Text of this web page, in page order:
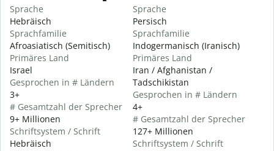
Sprache
Hebräisch
Sprachfamilie
Afroasiatisch (Semitisch)
Primäres Land
Israel
Gesprochen in # Ländern
3+
# Gesamtzahl der Sprecher
9+ Millionen
Schriftsystem / Schrift
Hebräisch
Sprache
Persisch
Sprachfamilie
Indogermanisch (Iranisch)
Primäres Land
Iran / Afghanistan /
Tadschikistan
Gesprochen in # Ländern
4+
# Gesamtzahl der Sprecher
127+ Millionen
Schriftsystem / Schrift